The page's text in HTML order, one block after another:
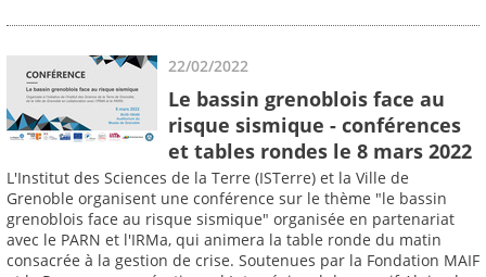
22/02/2022
Le bassin grenoblois face au
risque sismique - conférences
et tables rondes le 8 mars 2022
L'Institut des Sciences de la Terre (ISTerre) et la Ville de
Grenoble organisent une conférence sur le thème "le bassin
grenoblois face au risque sismique" organisée en partenariat
avec le PARN et l'IRMa, qui animera la table ronde du matin
consacrée à la gestion de crise. Soutenues par la Fondation MAIF